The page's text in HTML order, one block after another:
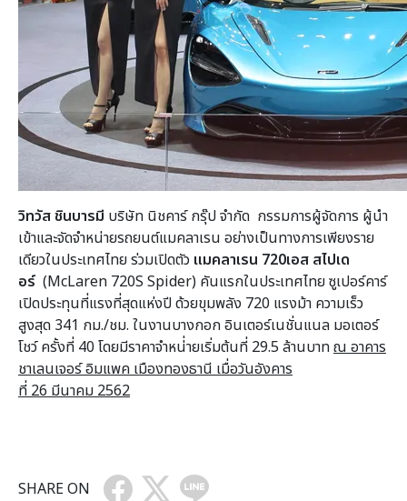
วิทวัส ชินบารมี บริษัท นิชคาร์ กรุ๊ป จำกัด กรรมการผู้จัดการ ผู้นำ
เข้าและจัดจำหน่ายรถยนต์แมคลาเรน อย่างเป็นทางการเพียงราย
เดียวในประเทศไทย ร่วมเปิดตัว แมคลาเรน 720เอส สไปเด
อร์ (McLaren 720S Spider) คันแรกในประเทศไทย ซูเปอร์คาร์
เปิดประทุนที่แรงที่สุดแห่งปี ด้วยขุมพลัง 720 แรงม้า ความเร็ว
สูงสุด 341 กม./ชม. ในงานบางกอก อินเตอร์เนชั่นแนล มอเตอร์
โชว์ ครั้งที่ 40 โดยมีราคาจำหน่่ายเริ่มต้นที่ 29.5 ล้านบาทณ อาคาร
ชาเลนเจอร์ อิมแพค เมืองทองธานี เมื่อวันอังคาร
ที่ 26 มีนาคม 2562
SHARE ON